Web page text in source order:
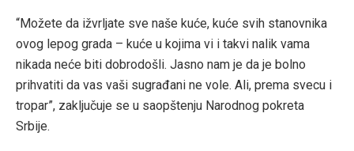
“Možete da ižvrljate sve naše kuće, kuće svih stanovnika
ovog lepog grada – kuće u kojima vi i takvi nalik vama
nikada neće biti dobrodošli. Jasno nam je da je bolno
prihvatiti da vas vaši sugrađani ne vole. Ali, prema svecu i
tropar”, zaključuje se u saopštenju Narodnog pokreta
Srbije.